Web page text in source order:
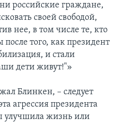
российские граждане,
своей свободой,
нее, в том числе те, кто
того, как президент
и стали
дети живут!"»
Блинкен, – следует
агрессия президента
улучшила жизнь или